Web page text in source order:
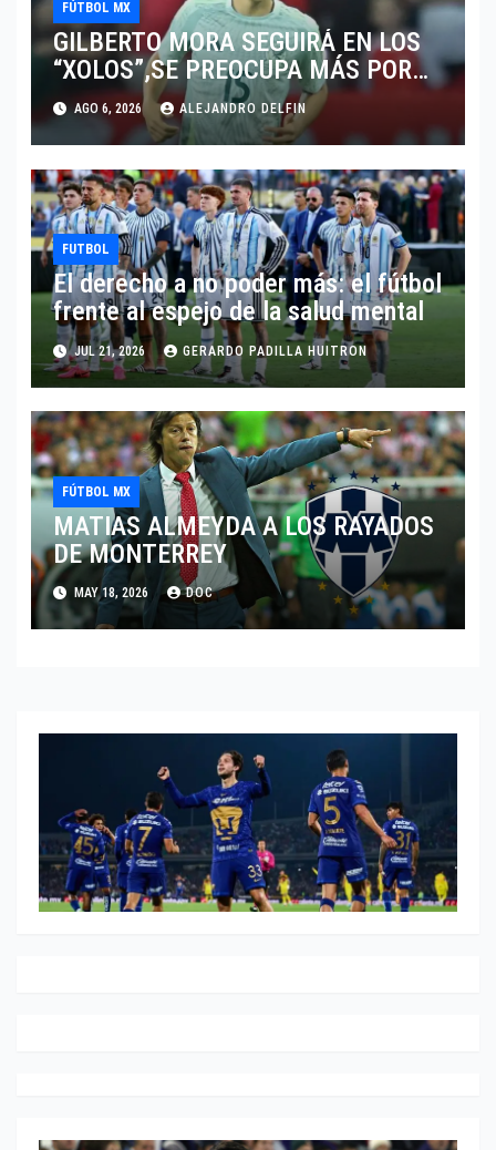
FÚTBOL MX
GILBERTO MORA SEGUIRÁ EN LOS
“XOLOS”,SE PREOCUPA MÁS POR
JUGAR EN SU EQUIPO.
AGO 6, 2026 ALEJANDRO DELFIN
FUTBOL
El derecho a no poder más: el fútbol
frente al espejo de la salud mental
JUL 21, 2026 GERARDO PADILLA HUITRON
FÚTBOL MX
MATIAS ALMEYDA A LOS RAYADOS
DE MONTERREY
MAY 18, 2026 DOC